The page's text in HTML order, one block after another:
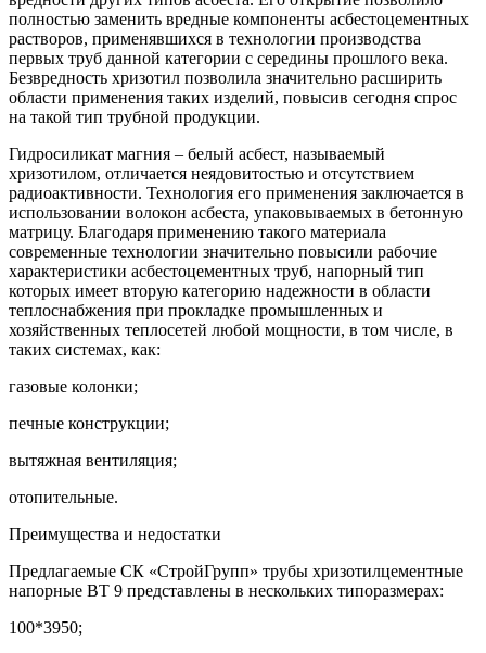
полностью заменить вредные компоненты асбестоцементных
растворов, применявшихся в технологии производства
первых труб данной категории с середины прошлого века.
Безвредность хризотил позволила значительно расширить
области применения таких изделий, повысив сегодня спрос
на такой тип трубной продукции.
Гидросиликат магния – белый асбест, называемый
хризотилом, отличается неядовитостью и отсутствием
радиоактивности. Технология его применения заключается в
использовании волокон асбеста, упаковываемых в бетонную
матрицу. Благодаря применению такого материала
современные технологии значительно повысили рабочие
характеристики асбестоцементных труб, напорный тип
которых имеет вторую категорию надежности в области
теплоснабжения при прокладке промышленных и
хозяйственных теплосетей любой мощности, в том числе, в
таких системах, как:
газовые колонки;
печные конструкции;
вытяжная вентиляция;
отопительные.
Преимущества и недостатки
Предлагаемые СК «СтройГрупп» трубы хризотилцементные
напорные BT 9 представлены в нескольких типоразмерах:
100*3950;